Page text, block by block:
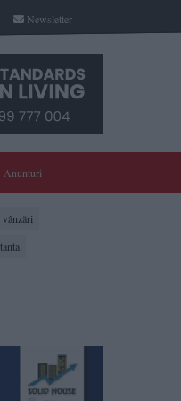
Newsletter
Anunturi